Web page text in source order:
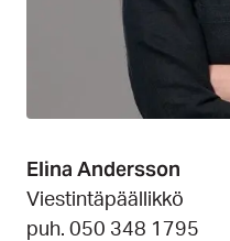
Elina Andersson
Viestintäpäällikkö
puh. 050 348 1795